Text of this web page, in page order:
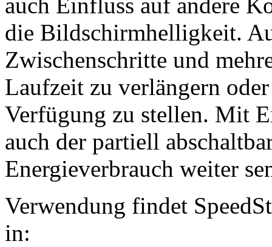
auch Einfluss auf andere
die Bildschirmhelligkeit.
Zwischenschritte und
Laufzeit zu verlängern
Verfügung zu stellen. Mit
auch der partiell
Energieverbrauch weiter
Verwendung findet
in: